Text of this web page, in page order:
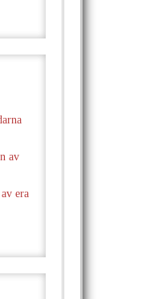
av
era